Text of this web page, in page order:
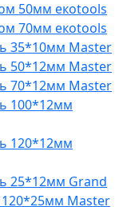
50мм eкotools
70мм eкotools
35*10мм Master
50*12мм Master
70*12мм Master
100*12мм
120*12мм
25*12мм Grand
120*25мм Master